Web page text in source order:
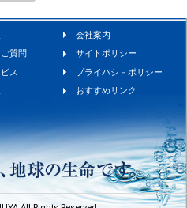
会社案内
質問
サイトポリシー
ス
プライバシ－ポリシー
おすすめリンク